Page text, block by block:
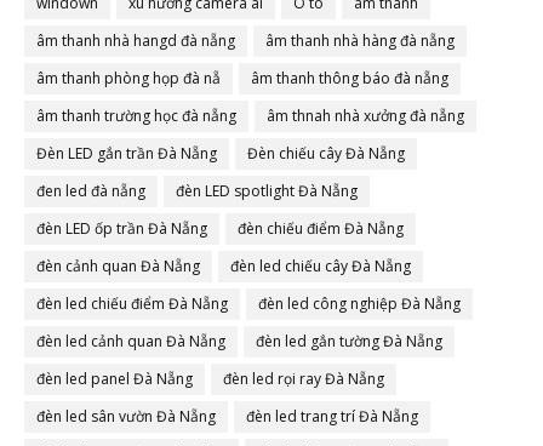
âm thanh nhà hangd đà nẵng
âm thanh nhà hàng đà nẵng
âm thanh phòng họp đà nẵ
âm thanh thông báo đà nẵng
âm thanh trường học đà nẵng
âm thnah nhà xưởng đà nẵng
Đèn LED gắn trần Đà Nẵng
Đèn chiếu cây Đà Nẵng
đen led đà nẵng
đèn LED spotlight Đà Nẵng
đèn LED ốp trần Đà Nẵng
đèn chiếu điểm Đà Nẵng
đèn cảnh quan Đà Nẵng
đèn led chiếu cây Đà Nẵng
đèn led chiếu điểm Đà Nẵng
đèn led công nghiệp Đà Nẵng
đèn led cảnh quan Đà Nẵng
đèn led gắn tường Đà Nẵng
đèn led panel Đà Nẵng
đèn led rọi ray Đà Nẵng
đèn led sân vườn Đà Nẵng
đèn led trang trí Đà Nẵng